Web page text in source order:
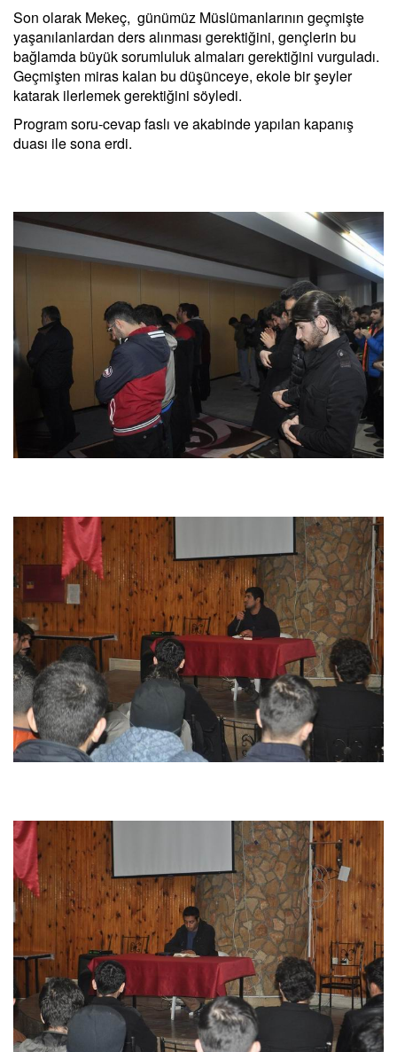
Son olarak Mekeç, günümüz Müslümanlarının geçmişte
yaşanılanlardan ders alınması gerektiğini, gençlerin bu
bağlamda büyük sorumluluk almaları gerektiğini vurguladı.
Geçmişten miras kalan bu düşünceye, ekole bir şeyler
katarak ilerlemek gerektiğini söyledi.
Program soru-cevap faslı ve akabinde yapılan kapanış
duası ile sona erdi.